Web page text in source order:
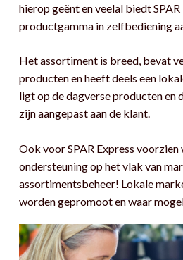
hierop geënt en veelal biedt
productgamma in zelfbediening
Het assortiment is breed, bevat
producten en heeft deels een
ligt op de dagverse producten en
zijn aangepast aan de klant.
Ook voor SPAR Express voorzien
ondersteuning op het vlak van
assortimentsbeheer! Lokale
worden gepromoot en waar